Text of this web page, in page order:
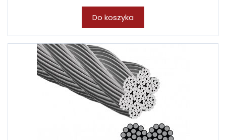
Do koszyka